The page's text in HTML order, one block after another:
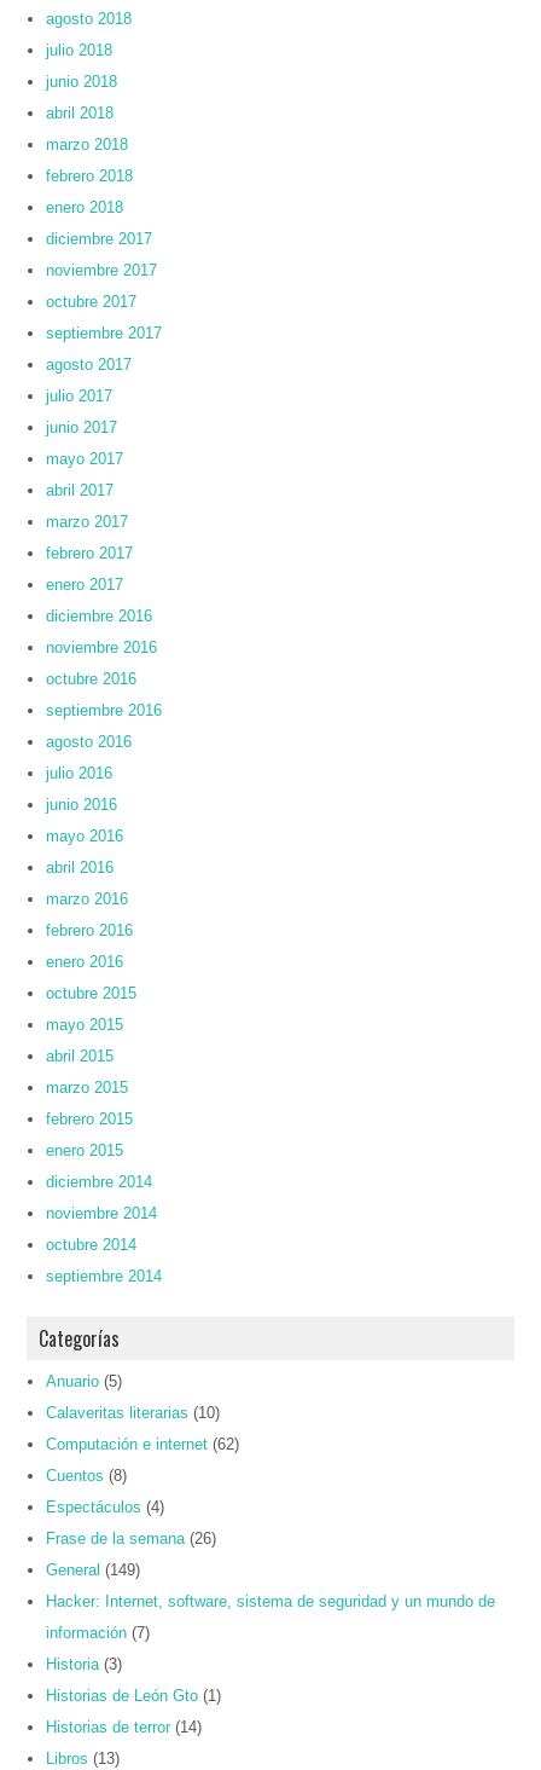
agosto 2018
julio 2018
junio 2018
abril 2018
marzo 2018
febrero 2018
enero 2018
diciembre 2017
noviembre 2017
octubre 2017
septiembre 2017
agosto 2017
julio 2017
junio 2017
mayo 2017
abril 2017
marzo 2017
febrero 2017
enero 2017
diciembre 2016
noviembre 2016
octubre 2016
septiembre 2016
agosto 2016
julio 2016
junio 2016
mayo 2016
abril 2016
marzo 2016
febrero 2016
enero 2016
octubre 2015
mayo 2015
abril 2015
marzo 2015
febrero 2015
enero 2015
diciembre 2014
noviembre 2014
octubre 2014
septiembre 2014
Categorías
Anuario (5)
Calaveritas literarias (10)
Computación e internet (62)
Cuentos (8)
Espectáculos (4)
Frase de la semana (26)
General (149)
Hacker: Internet, software, sistema de seguridad y un mundo de
información (7)
Historia (3)
Historias de León Gto (1)
Historias de terror (14)
Libros (13)